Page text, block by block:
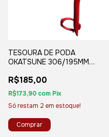
TESOURA DE PODA
OKATSUNE 306/195MM
COLHEITA FRUTAS
R$185,00
R$173,90 com Pix
Só restam 2 em estoque!